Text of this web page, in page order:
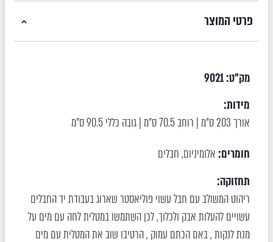
פרטי המוצר
מק"ט:9021
מידות:
אורך 203 ס"מ | רוחב 70.5 ס"מ | גובה כללי 90.5 ס"מ
חומרים: אלומיניום, חבלים
תחזוקה:
ריהוט המשולב עם חבל עשוי פוליאסטר שארוג בעבודת יד החבלים
עשויים להעלות אבק ולכלוך, לכן השתמשו במטלית לחה עם מים על
מנת לנקות , באם הכתם עמוק , הרטיבו שוב את המטלית עם מים